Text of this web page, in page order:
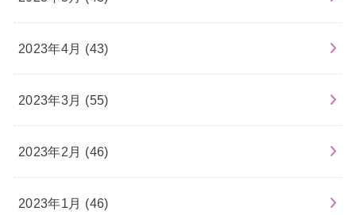
2023年4月 (43)
2023年3月 (55)
2023年2月 (46)
2023年1月 (46)